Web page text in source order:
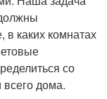
в каких комнатах
со
дома.